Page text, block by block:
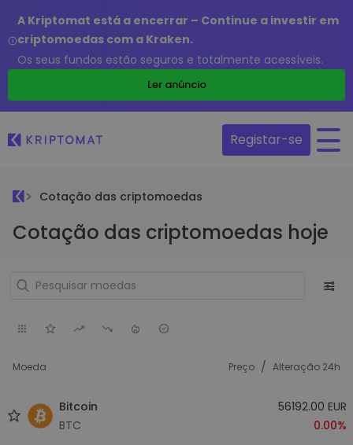
A Kriptomat está a encerrar – Continue a investir em
criptomoedas com a Kraken.
Os seus fundos estão seguros e totalmente acessíveis.
Ler anúncio
Registar-se
Cotação das criptomoedas
Cotação das criptomoedas hoje
Moeda Preço / Alteração 24h
Bitcoin
BTC
56192.00 EUR
0.00%